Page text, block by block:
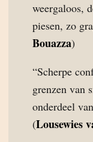
weergaloos,
piesen, zo
Bouazza)
“Scherpe
grenzen van
onderdeel
(Lousewies